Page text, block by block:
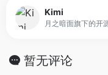
Kimi
暂无评论